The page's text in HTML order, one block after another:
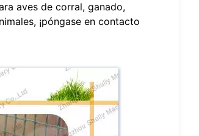
aves de corral, ganado,
¡póngase en contacto